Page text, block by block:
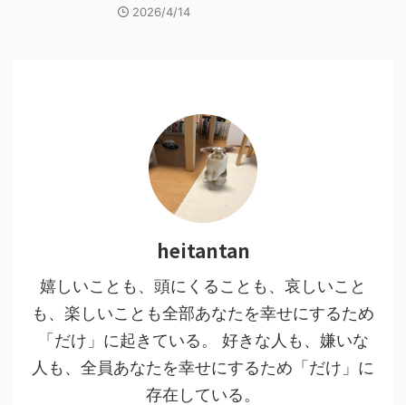
2026/4/14
heitantan
嬉しいことも、頭にくることも、哀しいこと
も、楽しいことも全部あなたを幸せにするため
「だけ」に起きている。 好きな人も、嫌いな
人も、全員あなたを幸せにするため「だけ」に
存在している。